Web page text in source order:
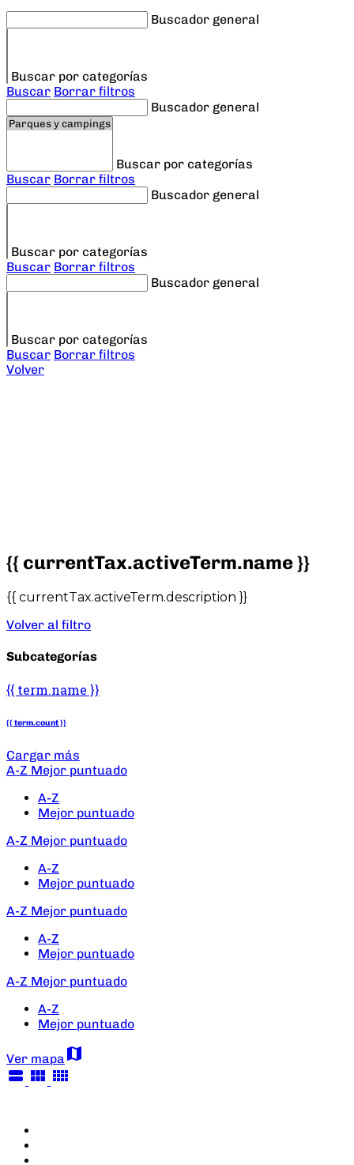
Buscador general
Buscar por categorías
Buscar Borrar filtros
Buscador general
Buscar por categorías
Buscar Borrar filtros
Buscador general
Buscar por categorías
Buscar Borrar filtros
Buscador general
Buscar por categorías
Buscar Borrar filtros
Volver
{{ currentTax.activeTerm.name }}
{{ currentTax.activeTerm.description }}
Volver al filtro
Subcategorías
{{ term.name }}
{{ term.count }}
Cargar más
A-Z Mejor puntuado
A-Z
Mejor puntuado
A-Z Mejor puntuado
A-Z
Mejor puntuado
A-Z Mejor puntuado
A-Z
Mejor puntuado
A-Z Mejor puntuado
A-Z
Mejor puntuado
Ver mapa map
view_stream view_module view_comfy